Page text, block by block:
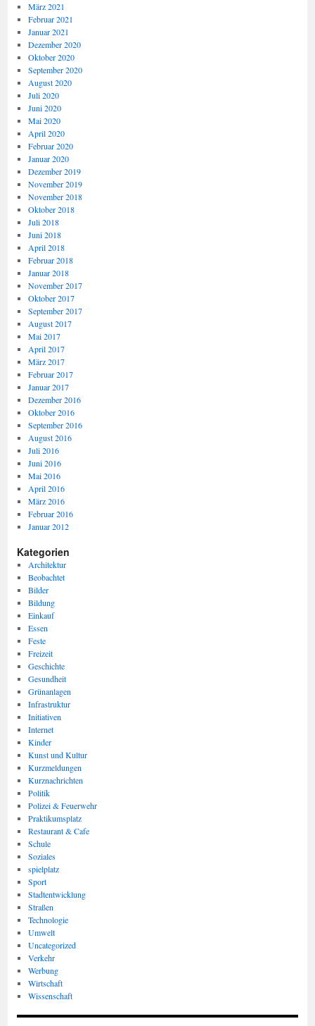
März 2021
Februar 2021
Januar 2021
Dezember 2020
Oktober 2020
September 2020
August 2020
Juli 2020
Juni 2020
Mai 2020
April 2020
Februar 2020
Januar 2020
Dezember 2019
November 2019
November 2018
Oktober 2018
Juli 2018
Juni 2018
April 2018
Februar 2018
Januar 2018
November 2017
Oktober 2017
September 2017
August 2017
Mai 2017
April 2017
März 2017
Februar 2017
Januar 2017
Dezember 2016
Oktober 2016
September 2016
August 2016
Juli 2016
Juni 2016
Mai 2016
April 2016
März 2016
Februar 2016
Januar 2012
Kategorien
Architektur
Beobachtet
Bilder
Bildung
Einkauf
Essen
Feste
Freizeit
Geschichte
Gesundheit
Grünanlagen
Infrastruktur
Initiativen
Internet
Kinder
Kunst und Kultur
Kurzmeldungen
Kurznachrichten
Politik
Polizei & Feuerwehr
Praktikumsplatz
Restaurant & Cafe
Schule
Soziales
spielplatz
Sport
Stadtentwicklung
Straßen
Technologie
Umwelt
Uncategorized
Verkehr
Werbung
Wirtschaft
Wissenschaft